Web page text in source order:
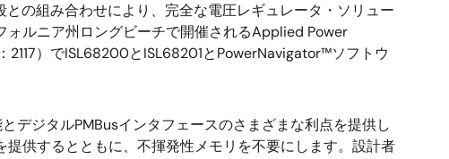
の組み合わせにより、完全な電圧レギュレータ・ソリュー
ォルニア州ロングビーチで開催されるApplied Power
2117）でISL68200とISL68201とPowerNavigator™ソフトウ
デジタルPMBusインタフェースのさまざまな利点を提供し
供するとともに、不揮発性メモリを不要にします。設計者